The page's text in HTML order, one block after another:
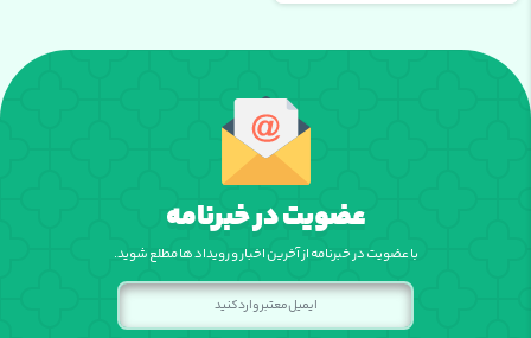
عضویت در خبرنامه
با عضویت در خبرنامه از آخرین اخبار و رویداد ها مطلع شوید.